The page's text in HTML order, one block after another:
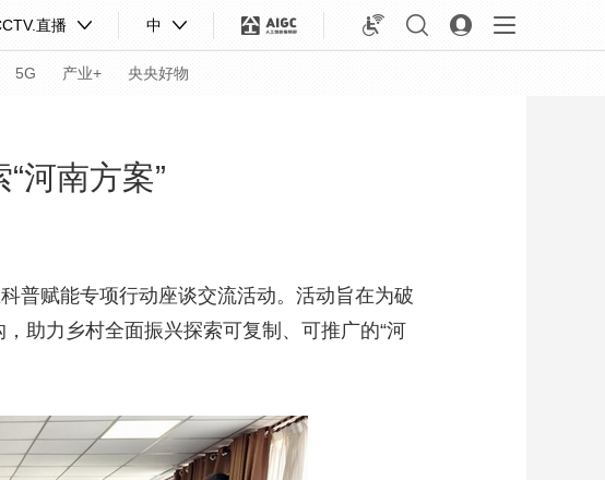
直播 中
5G 产业+ 央央好物
锋面
网球 综合体育 亚冬会
河南方案”
普赋能专项行动座谈交流活动。活动旨在为破
助力乡村全面振兴探索可复制、可推广的“河